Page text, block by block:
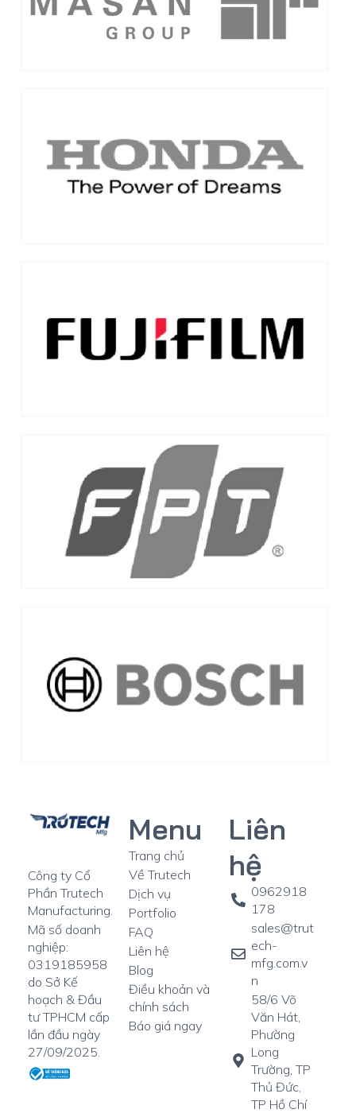
Công ty Cổ
Phần Trutech
Manufacturing.
Mã số doanh
nghiệp:
0319185958
do Sở Kế
hoạch & Đầu
tư TPHCM cấp
lần đầu ngày
27/09/2025.
Menu
Trang chủ
Về Trutech
Dịch vụ
Portfolio
FAQ
Liên hệ
Blog
Điều khoản và
chính sách
Báo giá ngay
Liên
hệ
0962918
178
sales@trut
ech-
mfg.com.v
n
58/6 Võ
Văn Hát,
Phường
Long
Trường, TP
Thủ Đức,
TP Hồ Chí